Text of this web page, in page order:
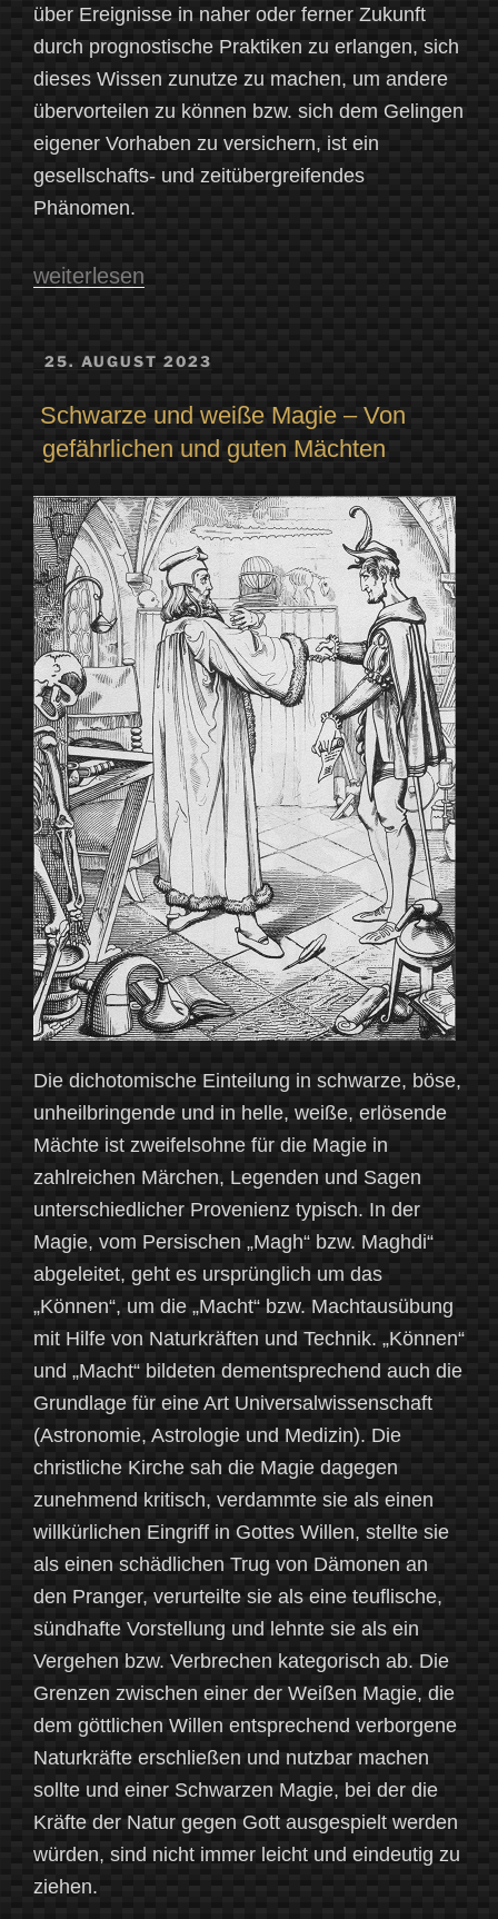
über Ereignisse in naher oder ferner Zukunft
durch prognostische Praktiken zu erlangen, sich
dieses Wissen zunutze zu machen, um andere
übervorteilen zu können bzw. sich dem Gelingen
eigener Vorhaben zu versichern, ist ein
gesellschafts- und zeitübergreifendes
Phänomen.
„Divination,
Quellen
von
der
Spätantike
bis
ins
15.
Jahrhundert“
weiterlesen
VERÖFFENTLICHT
25. AUGUST 2023
Schwarze und weiße Magie – Von
gefährlichen und guten Mächten
Die dichotomische Einteilung in schwarze, böse,
unheilbringende und in helle, weiße, erlösende
Mächte ist zweifelsohne für die Magie in
zahlreichen Märchen, Legenden und Sagen
unterschiedlicher Provenienz typisch. In der
Magie, vom Persischen „Magh“ bzw. Maghdi“
abgeleitet, geht es ursprünglich um das
„Können“, um die „Macht“ bzw. Machtausübung
mit Hilfe von Naturkräften und Technik. „Können“
und „Macht“ bildeten dementsprechend auch die
Grundlage für eine Art Universalwissenschaft
(Astronomie, Astrologie und Medizin). Die
christliche Kirche sah die Magie dagegen
zunehmend kritisch, verdammte sie als einen
willkürlichen Eingriff in Gottes Willen, stellte sie
als einen schädlichen Trug von Dämonen an
den Pranger, verurteilte sie als eine teuflische,
sündhafte Vorstellung und lehnte sie als ein
Vergehen bzw. Verbrechen kategorisch ab. Die
Grenzen zwischen einer der Weißen Magie, die
dem göttlichen Willen entsprechend verborgene
Naturkräfte erschließen und nutzbar machen
sollte und einer Schwarzen Magie, bei der die
Kräfte der Natur gegen Gott ausgespielt werden
würden, sind nicht immer leicht und eindeutig zu
ziehen.